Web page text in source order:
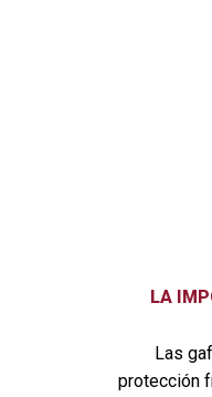
LA
Las
protección